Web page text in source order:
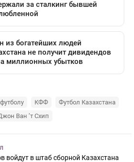
КФФ
Футбол Казахстана
Ван ’т Схип
войдут в штаб сборной Казахстана